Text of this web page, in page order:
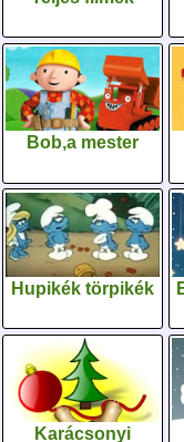
Bob,a mester
Hupikék törpikék
Karácsonyi